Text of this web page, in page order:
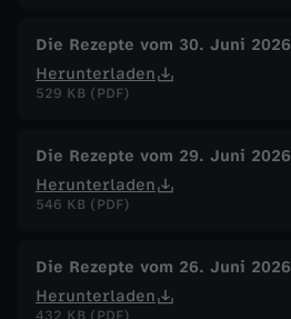
Die Rezepte vom 30. Juni 2026
Herunterladen
529 KB (PDF)
Die Rezepte vom 29. Juni 2026
Herunterladen
546 KB (PDF)
Die Rezepte vom 26. Juni 2026
Herunterladen
432 KB (PDF)